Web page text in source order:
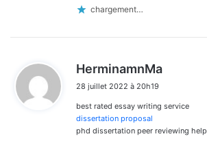
chargement…
HerminamnMa
28 juillet 2022 à 20h19
best rated essay writing service
dissertation proposal
phd dissertation peer reviewing help